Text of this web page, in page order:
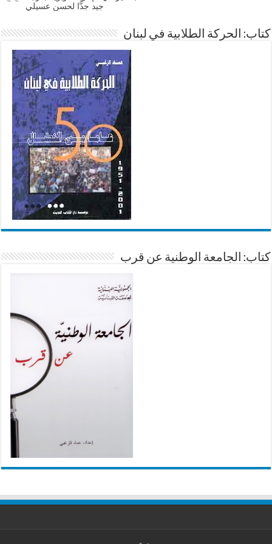
جيد جدًّا لحسن عسيلي
كتاب: الحركة الطلابية في لبنان
كتاب: الجامعة الوطنية عن قرب